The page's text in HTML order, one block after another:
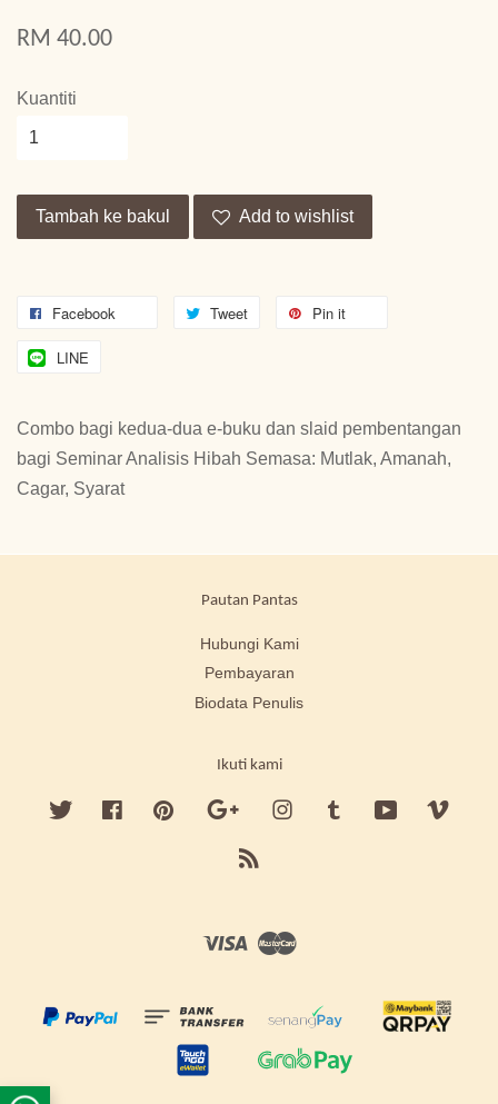
RM 40.00
Kuantiti
Tambah ke bakul Add to wishlist
Facebook Tweet Pin it
LINE
Combo bagi kedua-dua e-buku dan slaid pembentangan
bagi Seminar Analisis Hibah Semasa: Mutlak, Amanah,
Cagar, Syarat
Pautan Pantas
Hubungi Kami
Pembayaran
Biodata Penulis
Ikuti kami
Twitter FacebookPinterest Google InstagramTumblr YouTube
Visa Master